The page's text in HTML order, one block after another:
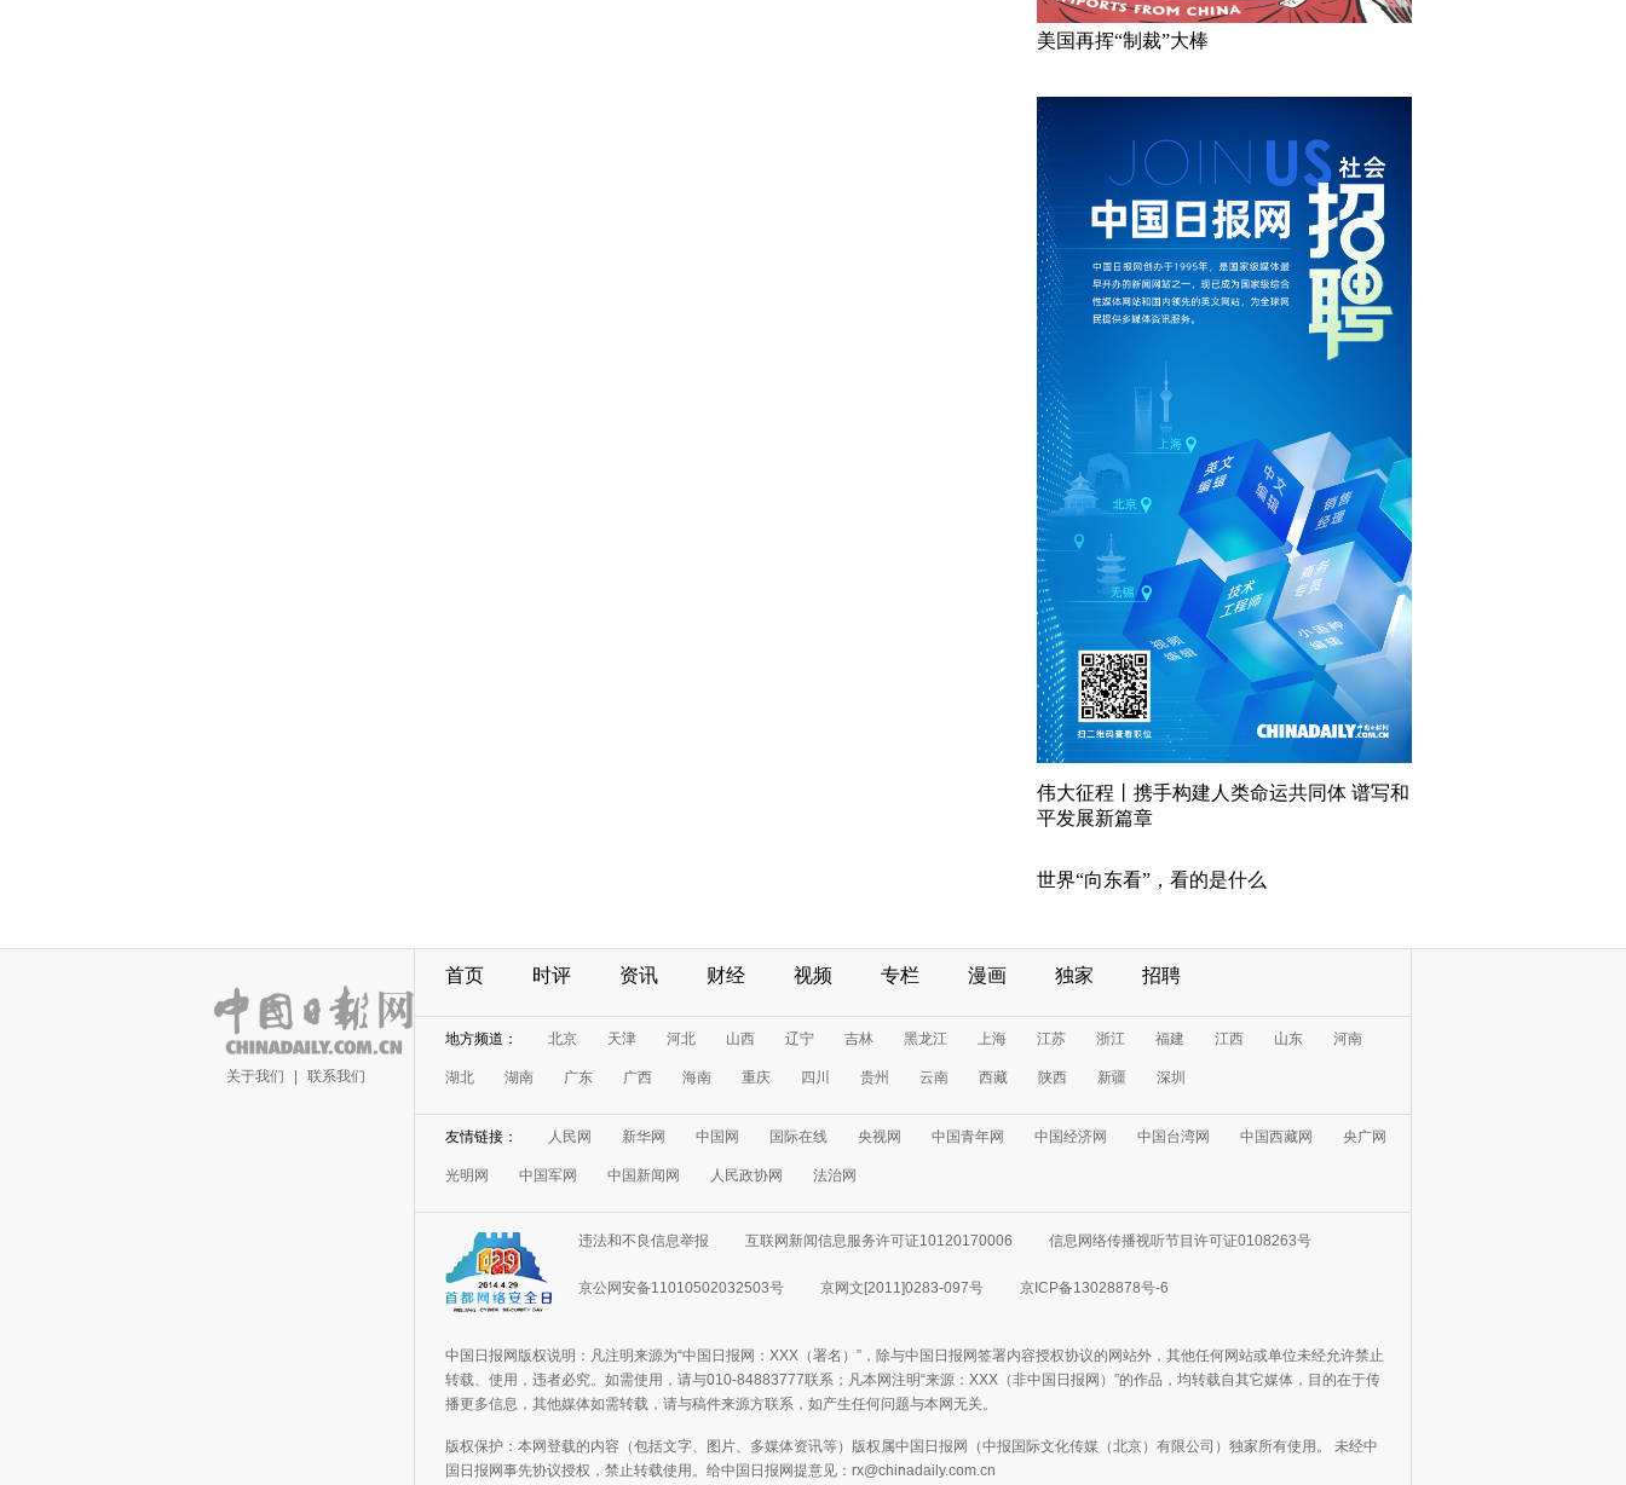
美国再挥“制裁”大棒
伟大征程丨携手构建人类命运共同体 谱写和
平发展新篇章
世界“向东看”，看的是什么
关于我们 联系我们
首页 时评 资讯 财经 视频 专栏 漫画 独家 招聘
地方频道： 北京 天津 河北 山西 辽宁 吉林 黑龙江 上海 江苏 浙江 福建 江西 山东 河南
湖北 湖南 广东 广西 海南 重庆 四川 贵州 云南 西藏 陕西 新疆 深圳
友情链接： 人民网 新华网 中国网 国际在线 央视网 中国青年网 中国经济网 中国台湾网 中国西藏网 央广网
光明网 中国军网 中国新闻网 人民政协网 法治网
违法和不良信息举报 互联网新闻信息服务许可证10120170006 信息网络传播视听节目许可证0108263号
京公网安备11010502032503号 京网文[2011]0283-097号 京ICP备13028878号-6
中国日报网版权说明：凡注明来源为“中国日报网：XXX（署名）”，除与中国日报网签署内容授权协议的网站外，其他任何网站或单位未经允许禁止
转载、使用，违者必究。如需使用，请与010-84883777联系；凡本网注明“来源：XXX（非中国日报网）”的作品，均转载自其它媒体，目的在于传
播更多信息，其他媒体如需转载，请与稿件来源方联系，如产生任何问题与本网无关。
版权保护：本网登载的内容（包括文字、图片、多媒体资讯等）版权属中国日报网（中报国际文化传媒（北京）有限公司）独家所有使用。 未经中
国日报网事先协议授权，禁止转载使用。给中国日报网提意见：rx@chinadaily.com.cn